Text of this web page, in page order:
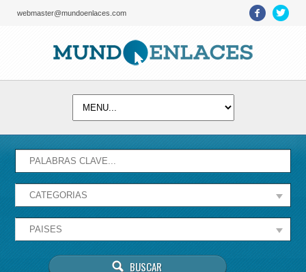
webmaster@mundoenlaces.com